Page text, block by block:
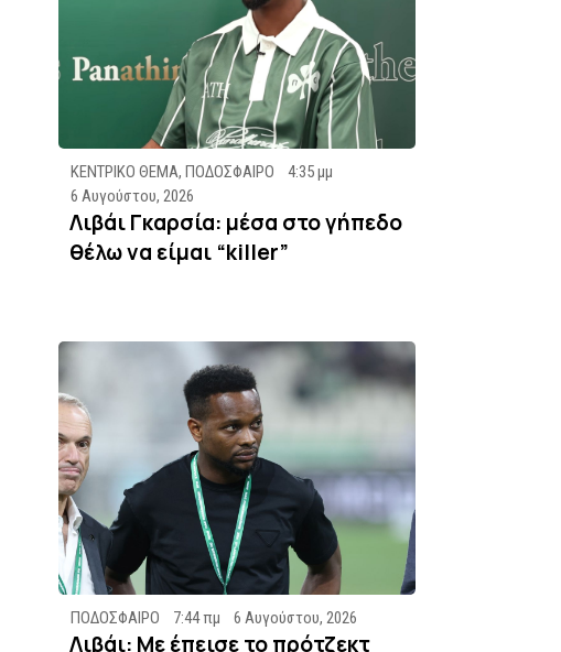
ΚΕΝΤΡΙΚΟ ΘΕΜΑ, ΠΟΔΟΣΦΑΙΡΟ
4:35 μμ
6 Αυγούστου, 2026
Λιβάι Γκαρσία: μέσα στο γήπεδο
θέλω να είμαι “killer”
ΠΟΔΟΣΦΑΙΡΟ 7:44 πμ 6 Αυγούστου, 2026
Λιβάι: Με έπεισε το πρότζεκτ